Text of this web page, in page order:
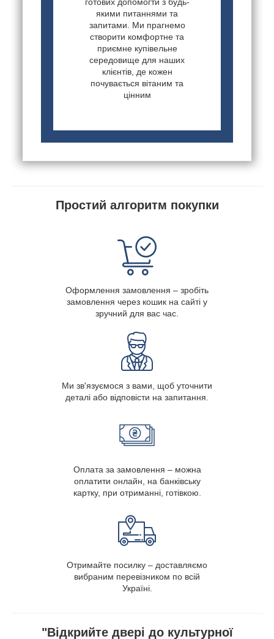
якими питаннями та
запитами. Ми прагнемо
створити комфортне та
приємне купівельне
середовище для наших
клієнтів, де кожен
почувається вітаним та
цінним
Простий алгоритм покупки
Оформлення замовлення – зробіть
замовлення через кошик на сайті у
зручний для вас час.
Ми зв'язуємося з вами, щоб уточнити
деталі або відповісти на запитання.
Оплата за замовлення – можна
оплатити онлайн, на банківську
картку, при отриманні, готівкою.
Отримайте посилку – доставляємо
вибраним перевізником по всій
Україні.
"Відкрийте двері до культурної